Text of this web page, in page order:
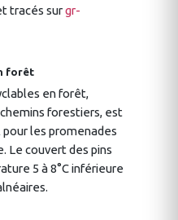
tracés surgr-
forêt
en forêt,
forestiers, est
les promenades
Le couvert des pins
5 à 8°C inférieure